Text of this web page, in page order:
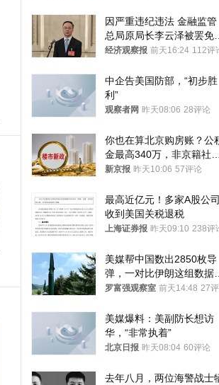
因严重违纪违法 金融监管
总局原局长李云泽被罢免全
国人大代表
经济观察报 前天16:24 112评
中企告美国防部，“初步胜
利”
观察者网 昨天08:06 28评论
你也在算北京购房账？公
金最高340万，非京籍社保
1年
新京报 昨天10:06 57评论
最高近亿元！多家A股公司
收到美国关税退税
上海证券报 昨天09:10 238评
美媒帮中国数出2850枚导
弹，一对比伊朗这组数据，
发现出大事了
罗富强观察室 前天14:48 27评
美媒爆料：美副防长想访
华，“非常执着”
北京日报 昨天08:04 60评论
去年八月，两位海警战士